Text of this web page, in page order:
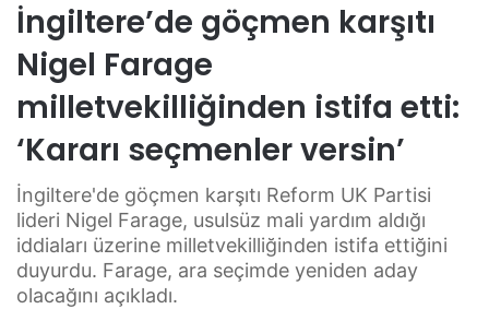
İngiltere’de göçmen karşıtı
Nigel Farage
milletvekilliğinden istifa etti:
‘Kararı seçmenler versin’
İngiltere'de göçmen karşıtı Reform UK Partisi
lideri Nigel Farage, usulsüz mali yardım aldığı
iddiaları üzerine milletvekilliğinden istifa ettiğini
duyurdu. Farage, ara seçimde yeniden aday
olacağını açıkladı.